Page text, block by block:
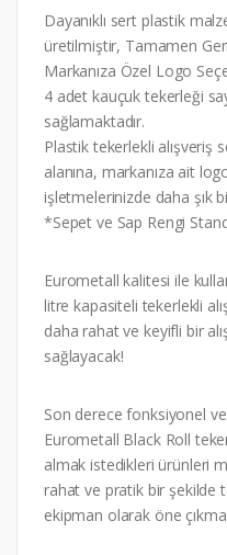
Dayanıklı sert plastik
üretilmiştir, Tamamen
Markanıza Özel Logo
4 adet kauçuk tekerleği
sağlamaktadır.
Plastik tekerlekli alışveriş
alanına, markanıza ait
işletmelerinizde daha şık
*Sepet ve Sap Rengi
Eurometall kalitesi ile
litre kapasiteli tekerlekli
daha rahat ve keyifli bir
sağlayacak!
Son derece fonksiyonel
Eurometall Black Roll
almak istedikleri ürünleri
rahat ve pratik bir şekilde
ekipman olarak öne